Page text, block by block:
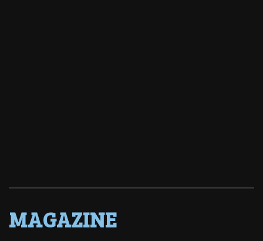
MAGAZINE